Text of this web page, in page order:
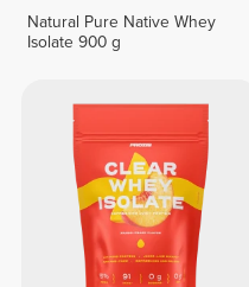
Natural Pure Native Whey
Isolate 900 g